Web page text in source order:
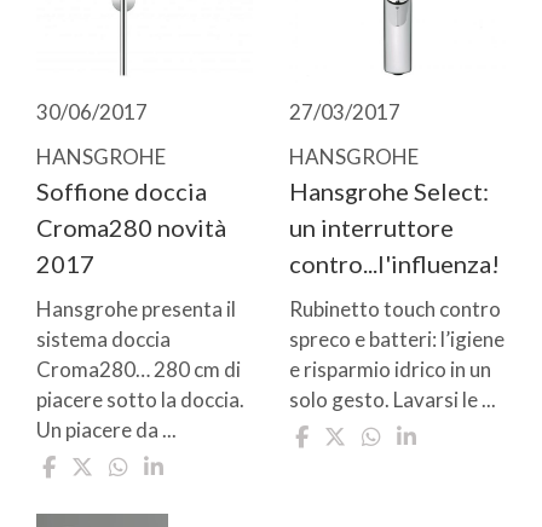
30/06/2017
HANSGROHE
Soffione doccia
Croma280 novità
2017
Hansgrohe presenta il
sistema doccia
Croma280… 280 cm di
piacere sotto la doccia.
Un piacere da ...
27/03/2017
HANSGROHE
Hansgrohe Select:
un interruttore
contro...l'influenza!
Rubinetto touch contro
spreco e batteri: l’igiene
e risparmio idrico in un
solo gesto. Lavarsi le ...